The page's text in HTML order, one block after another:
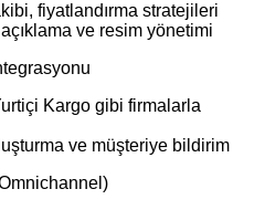
fiyatlandırma stratejileri
ve resim yönetimi
Kargo gibi firmalarla
ve müşteriye bildirim